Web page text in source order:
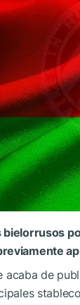
bielorrusos
acaba de